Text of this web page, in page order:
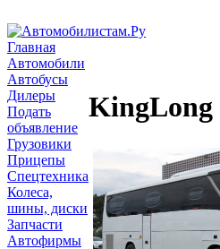
Главная
Автомобили
Автобусы
Дилеры
Подать
объявление
Грузовики
Прицепы
Спецтехника
Колеса,
шины, диски
Запчасти
Автофирмы
KingLong